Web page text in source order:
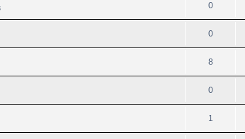
0
0
8
0
1